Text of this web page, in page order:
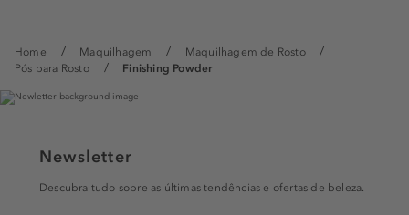
Home Maquilhagem
Maquilhagem de Rosto
Pós para Rosto
Finishing Powder
Newsletter
Descubra tudo sobre as últimas tendências e ofertas de beleza.